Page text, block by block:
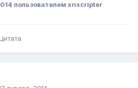
пользователем xnscripter